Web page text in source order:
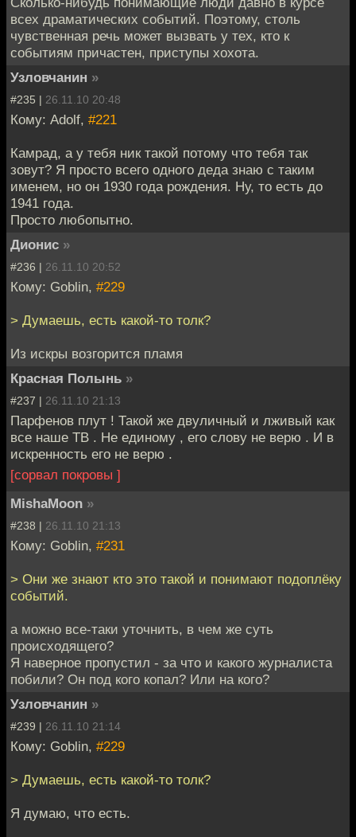
всех драматических событий. Поэтому, столь
чувственная речь может вызвать у тех, кто к
событиям причастен, приступы хохота.
Узловчанин »
#235 | 26.11.10 20:48
Кому: Adolf, #221
Камрад, а у тебя ник такой потому что тебя так
зовут? Я просто всего одного деда знаю с таким
именем, но он 1930 года рождения. Ну, то есть до
1941 года.
Просто любопытно.
Дионис »
#236 | 26.11.10 20:52
Кому: Goblin, #229
> Думаешь, есть какой-то толк?
Из искры возгорится пламя
Красная Полынь »
#237 | 26.11.10 21:13
Парфенов плут ! Такой же двуличный и лживый как
все наше ТВ . Не единому , его слову не верю . И в
искренность его не верю .
[сорвал покровы ]
MishaMoon »
#238 | 26.11.10 21:13
Кому: Goblin, #231
> Они же знают кто это такой и понимают подоплёку
событий.
а можно все-таки уточнить, в чем же суть
происходящего?
Я наверное пропустил - за что и какого журналиста
побили? Он под кого копал? Или на кого?
Узловчанин »
#239 | 26.11.10 21:14
Кому: Goblin, #229
> Думаешь, есть какой-то толк?
Я думаю, что есть.